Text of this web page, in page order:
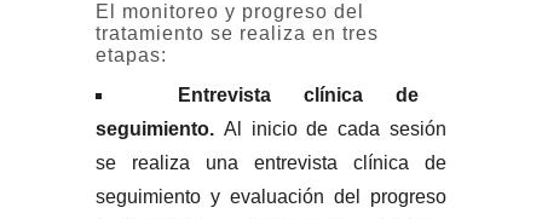
El monitoreo y progreso del
tratamiento se realiza en tres
etapas:
Entrevista clínica de
seguimiento. Al inicio de cada sesión
se realiza una entrevista clínica de
seguimiento y evaluación del progreso